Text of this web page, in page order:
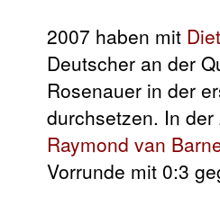
2007 haben mit
Deutscher an der
Rosenauer in der
durchsetzen. In
Raymond van
Vorrunde mit 0:3